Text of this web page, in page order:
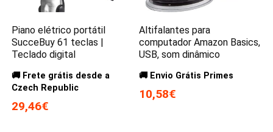
Piano elétrico portátil
SucceBuy 61 teclas |
Teclado digital
🚚 Frete grátis desde a
Czech Republic
29,46€
Altifalantes para
computador Amazon Basics,
USB, som dinâmico
🚚 Envio Grátis Primes
10,58€